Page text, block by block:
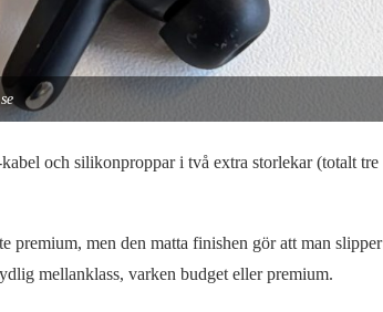
och silikonproppar i två extra storlekar (totalt tre
premium, men den matta finishen gör att man slipper
mellanklass, varken budget eller premium.